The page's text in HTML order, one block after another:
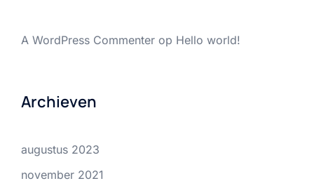
A WordPress Commenter op Hello world!
Archieven
augustus 2023
november 2021